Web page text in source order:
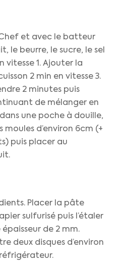
et avec le batteur
le beurre, le sucre, le sel
vitesse 1. Ajouter la
2 min en vitesse 3.
2 minutes puis
de mélanger en
une poche à douille,
d’environ 6cm (+
puis placer au
Placer la pâte
sulfurisé puis l’étaler
de 2 mm.
deux disques d’environ
réfrigérateur.